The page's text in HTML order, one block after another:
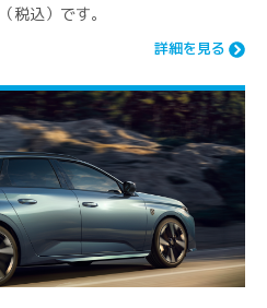
込）です。
詳細を見る